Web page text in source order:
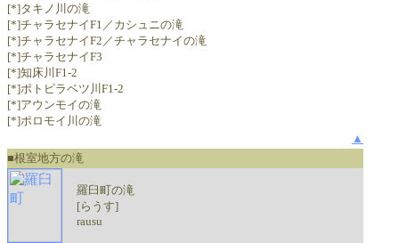
[*]タキノ川の滝
[*]チャラセナイF1／カシュニの滝
[*]チャラセナイF2／チャラセナイの滝
[*]チャラセナイF3
[*]知床川F1-2
[*]ポトピラベツ川F1-2
[*]アウンモイの滝
[*]ポロモイ川の滝
▲
■根室地方の滝
羅臼町の滝
[らうす]
rausu